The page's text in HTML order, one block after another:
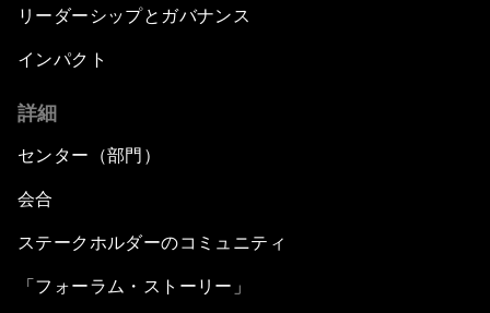
リーダーシップとガバナンス
インパクト
詳細
センター（部門）
会合
ステークホルダーのコミュニティ
「フォーラム・ストーリー」